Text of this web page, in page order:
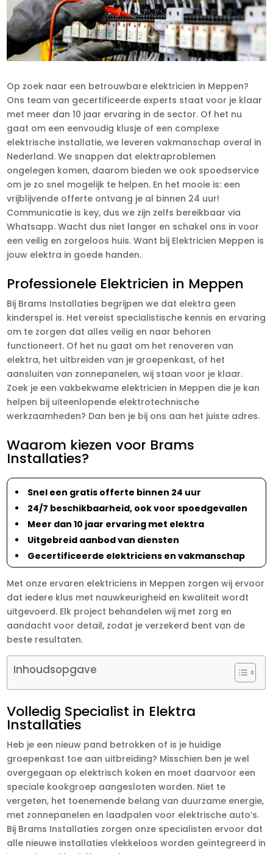
Op zoek naar een betrouwbare elektricien in Meppen?
Ons team van gecertificeerde experts staat voor je klaar
met meer dan 10 jaar ervaring in de sector. Of het nu
gaat om een eenvoudig klusje of een complexe
elektrische installatie, we leveren vakmanschap overal in
Nederland. We snappen dat elektraproblemen
ongelegen komen, daarom bieden we ook spoedservice
om je zo snel mogelijk te helpen. En het mooie is: een
vrijblijvende offerte ontvang je al binnen 24 uur!
Communicatie is key, dus we zijn zelfs bereikbaar via
Whatsapp. Wacht dus niet langer en schakel ons in voor
een veilig en zorgeloos huis. Want bij Elektricien Meppen is
jouw elektra in goede handen.
Professionele Elektricien in Meppen
Bij Brams Installaties begrijpen we dat elektra geen
kinderspel is. Het vereist specialistische kennis en ervaring
om te zorgen dat alles veilig en naar behoren
functioneert. Of het nu gaat om het renoveren van
elektra, het uitbreiden van je groepenkast, of het
aansluiten van zonnepanelen, wij staan voor je klaar.
Zoek je een vakbekwame elektricien in Meppen die je kan
helpen bij uiteenlopende elektrotechnische
werkzaamheden? Dan ben je bij ons aan het juiste adres.
Waarom kiezen voor Brams
Installaties?
Snel een gratis offerte binnen 24 uur
24/7 beschikbaarheid, ook voor spoedgevallen
Meer dan 10 jaar ervaring met elektra
Uitgebreid aanbod van diensten
Gecertificeerde elektriciens en vakmanschap
Met onze ervaren elektriciens in Meppen zorgen wij ervoor
dat iedere klus met nauwkeurigheid en kwaliteit wordt
uitgevoerd. Elk project behandelen wij met zorg en
aandacht voor detail, zodat je verzekerd bent van de
beste resultaten.
Inhoudsopgave
Volledig Specialist in Elektra
Installaties
Heb je een nieuw pand betrokken of is je huidige
groepenkast toe aan uitbreiding? Misschien ben je wel
overgegaan op elektrisch koken en moet daarvoor een
speciale kookgroep aangesloten worden. Niet te
vergeten, het toenemende belang van duurzame energie,
met zonnepanelen en laadpalen voor elektrische auto’s.
Bij Brams Installaties zorgen onze specialisten ervoor dat
alle nieuwe installaties vlekkeloos worden geïntegreerd in